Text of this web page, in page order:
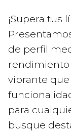
¡Supera tus
de perfil
rendimiento
vibrante
para
busque